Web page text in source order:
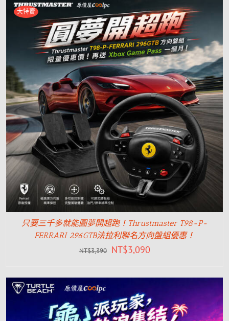
大特賣
只要三千多就能圓夢開超跑！Thrustmaster T98-P-
FERRARI 296GTB法拉利聯名方向盤組優惠！
NT$3,390 NT$3,090